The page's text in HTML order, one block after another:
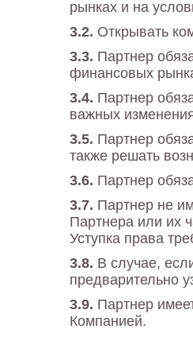
рынках и на
Открывать
Партнер
финансовых
Партнер
важных
Партнер
также решать
Партнер
Партнер не
Партнера или их
Уступка права
В случае,
предварительно
Партнер
Компанией.